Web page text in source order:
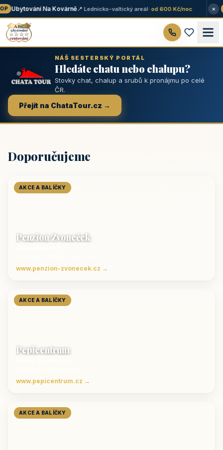
Ubytování Na Kovárně📍 Lednicko-valtický areál· od 600 Kč/noc ×
NÁŠ SESTERSKÝ PORTÁL
Hledáte chatu nebo chalupu?
Stovky chat, chalup a srubů k pronájmu po celé
ČR.
Přejít na ChataTour.cz →
Doporučujeme
AKCE A BALÍČKY
Penzion Zvoneček
www.penzion-zvonecek.cz →
AKCE A BALÍČKY
Pepicentrum
www.pepicentrum.cz →
AKCE A BALÍČKY